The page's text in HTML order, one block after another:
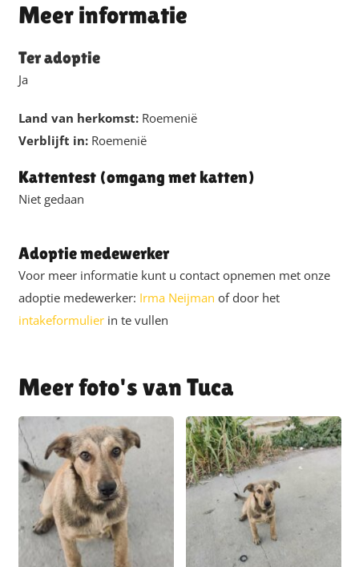
Meer informatie
Ter adoptie
Ja
Land van herkomst: Roemenië
Verblijft in: Roemenië
Kattentest (omgang met katten)
Niet gedaan
Adoptie medewerker
Voor meer informatie kunt u contact opnemen met onze
adoptie medewerker: Irma Neijman of door het
intakeformulierin te vullen
Tuca